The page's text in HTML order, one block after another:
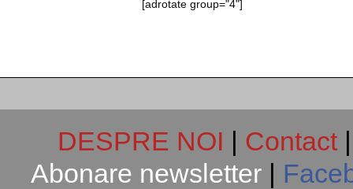
[adrotate group="4"]
DESPRE NOI | Contact
Abonare newsletter |